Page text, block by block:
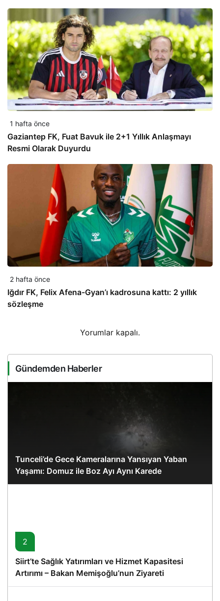
1 hafta önce
Gaziantep FK, Fuat Bavuk ile 2+1 Yıllık Anlaşmayı
Resmi Olarak Duyurdu
2 hafta önce
Iğdır FK, Felix Afena-Gyan’ı kadrosuna kattı: 2 yıllık
sözleşme
Yorumlar kapalı.
Gündemden Haberler
Tunceli’de Gece Kameralarına Yansıyan Yaban
Yaşamı: Domuz ile Boz Ayı Aynı Karede
2
Siirt’te Sağlık Yatırımları ve Hizmet Kapasitesi
Artırımı – Bakan Memişoğlu’nun Ziyareti